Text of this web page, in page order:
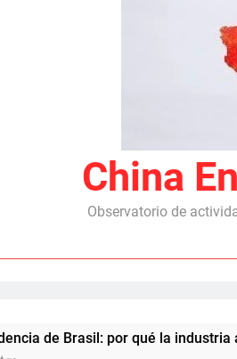
Desde 2008, el
China
Observatorio de
por qué la industria